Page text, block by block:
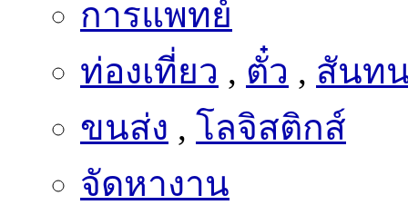
การแพทย์
ท่องเที่ยว , ตั๋ว , สันท
ขนส่ง , โลจิสติกส์
จัดหางาน